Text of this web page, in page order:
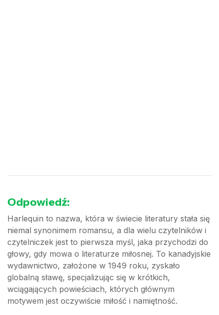
Odpowiedź:
Harlequin to nazwa, która w świecie literatury stała się
niemal synonimem romansu, a dla wielu czytelników i
czytelniczek jest to pierwsza myśl, jaka przychodzi do
głowy, gdy mowa o literaturze miłosnej. To kanadyjskie
wydawnictwo, założone w 1949 roku, zyskało
globalną sławę, specjalizując się w krótkich,
wciągających powieściach, których głównym
motywem jest oczywiście miłość i namiętność.